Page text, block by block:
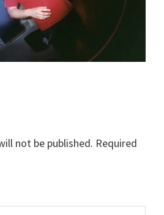
not be published. Required